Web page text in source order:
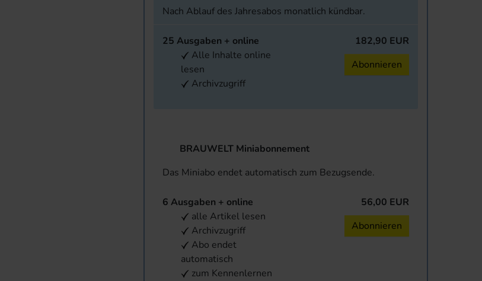
Nach Ablauf des Jahresabos monatlich kündbar.
25 Ausgaben + online
Alle Inhalte online
lesen
Archivzugriff
182,90 EUR
Abonnieren
BRAUWELT Miniabonnement
Das Miniabo endet automatisch zum Bezugsende.
6 Ausgaben + online
alle Artikel lesen
Archivzugriff
Abo endet
automatisch
zum Kennenlernen
56,00 EUR
Abonnieren